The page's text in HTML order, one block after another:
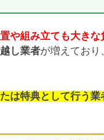
や組み立ても大きな
し業者が増えてお
は特典として行う